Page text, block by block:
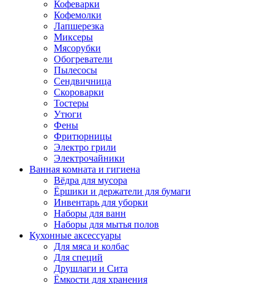
Кофеварки
Кофемолки
Лапшерезка
Миксеры
Мясорубки
Обогреватели
Пылесосы
Сендвичница
Скороварки
Тостеры
Утюги
Фены
Фритюрницы
Электро грили
Электрочайники
Ванная комната и гигиена
Вёдра для мусора
Ёршики и держатели для бумаги
Инвентарь для уборки
Наборы для ванн
Наборы для мытья полов
Кухонные аксессуары
Для мяса и колбас
Для специй
Друшлаги и Сита
Ёмкости для хранения